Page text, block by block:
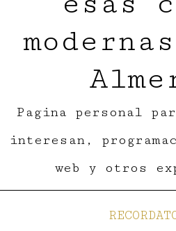
Pagina personal
interesan,
web y otros